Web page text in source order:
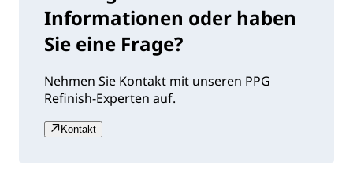
Informationen oder haben
Sie eine Frage?
Nehmen Sie Kontakt mit unseren PPG
Refinish-Experten auf.
Kontakt